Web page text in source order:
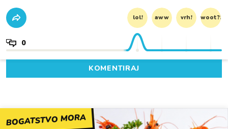
lol! aww vrh! woot?!
0
KOMENTIRAJ
BOGATSTVO MORA